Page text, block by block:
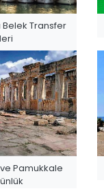
Belek Transfer
Pamukkale